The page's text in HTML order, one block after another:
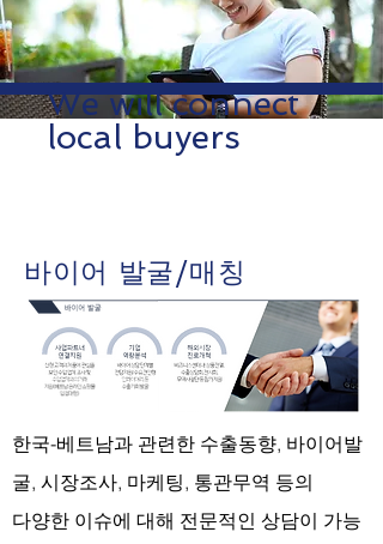
We will connect
local buyers
바이어 발굴/매칭
한국-베트남과 관련한 수출동향, 바이어발
굴, 시장조사, 마케팅, 통관무역 등의
다양한 이슈에 대해 전문적인 상담이 가능